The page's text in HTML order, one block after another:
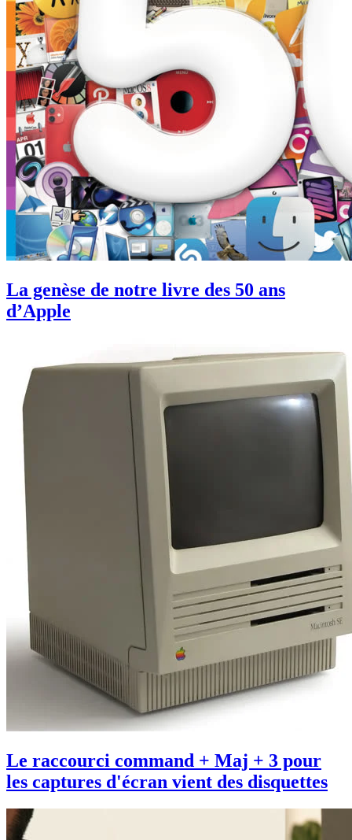
La genèse de notre livre des 50 ans
d’Apple
Le raccourci command + Maj + 3 pour
les captures d'écran vient des disquettes